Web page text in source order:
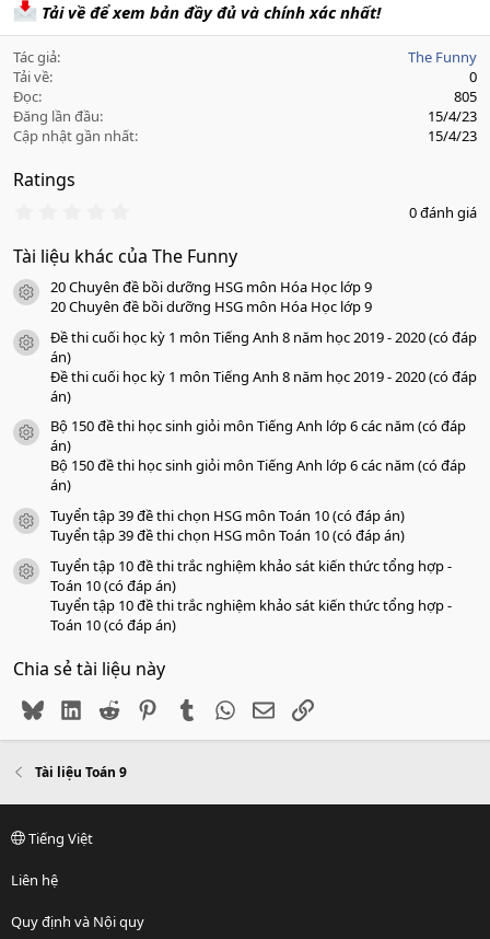
Tải về để xem bản đầy đủ và chính xác nhất!
Tác giả
The Funny
Tải về
0
Đọc
805
Đăng lần đầu
15/4/23
Cập nhật gần nhất
15/4/23
Ratings
0
0
s
a
o
0 đánh giá
Tài liệu khác của The Funny
icon tài liệu
20 Chuyên đề bồi dưỡng HSG môn Hóa Học lớp 9
20 Chuyên đề bồi dưỡng HSG môn Hóa Học lớp 9
icon tài liệu
Đề thi cuối học kỳ 1 môn Tiếng Anh 8 năm học 2019 - 2020 (có đáp
án)
Đề thi cuối học kỳ 1 môn Tiếng Anh 8 năm học 2019 - 2020 (có đáp
án)
icon tài liệu
Bộ 150 đề thi học sinh giỏi môn Tiếng Anh lớp 6 các năm (có đáp
án)
Bộ 150 đề thi học sinh giỏi môn Tiếng Anh lớp 6 các năm (có đáp
án)
icon tài liệu
Tuyển tập 39 đề thi chọn HSG môn Toán 10 (có đáp án)
Tuyển tập 39 đề thi chọn HSG môn Toán 10 (có đáp án)
icon tài liệu
Tuyển tập 10 đề thi trắc nghiệm khảo sát kiến thức tổng hợp -
Toán 10 (có đáp án)
Tuyển tập 10 đề thi trắc nghiệm khảo sát kiến thức tổng hợp -
Toán 10 (có đáp án)
Chia sẻ tài liệu này
BlueskyLinkedIn
Reddit PinterestTumblr WhatsApp
EmailLink
Tài liệu Toán 9
Tiếng Việt
Liên hệ
Quy định và Nội quy